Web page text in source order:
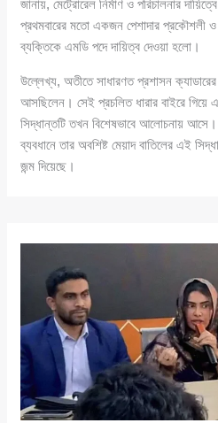
জানায়, মেট্রোরেল নির্মাণ ও পরিচালনার
প্রথমবারের মতো একজন পেশাদার প্রকৌশলী
ব্যক্তিকে এমডি পদে দায়িত্ব দেওয়া হলো।
উল্লেখ্য, অতীতে সাধারণত প্রশাসন ক্যাডারের
আসছিলেন। সেই প্রচলিত ধারার বাইরে গিয়ে
সিদ্ধান্তটি তখন বিশেষভাবে আলোচনায়
ব্যবধানে তার অবশিষ্ট মেয়াদ বাতিলের এই
জন্ম দিয়েছে।